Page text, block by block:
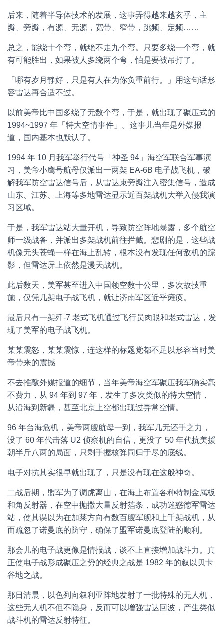
后来，随着半导体技术的发展，这事弄得越来越玄乎，主
瓣、旁瓣，有源、无源，宽带、窄带，跳频、定频……
总之，能绕十个弯，就绝不走九个弯。只要多绕一个弯，就
有可能胜出，如果被人多绕两个弯，怕是要被吊打了。
「哪有岁月静好，只是有人在为你负重前行。」用这句话形
容雷达再合适不过。
以前美帝比中国多绕了无数个弯，于是，就出现了碾压式的
1994~1997 年「特大空情事件」。这事儿当年是外媒报
道，国内基本也默认了。
1994 年 10 月我军举行代号「神圣 94」海空军联合军事演
习，美帝小鹰号航母仅派出一两架 EA-6B 电子战飞机，破
解我军防空雷达信号后，从雷达束旁瓣注入密集信号，造成
山东、江苏、上海等多地雷达显示近百架战机大举入侵我演
习区域。
于是，我军雷达站大量开机，导致防空阵地暴露，多个航空
师一级战备，并派出多架战机前往拦截。悲剧的是，这些战
机像无头苍蝇一样在海上乱转，根本没有发现任何敌机的踪
影，但雷达屏上依然是漫天战机。
此后数天，美军甚至进入中国领空数十公里，多次故技重
施，仅凭几架电子战飞机，就让济南军区近乎瘫痪。
最后只有一架歼-7 老式飞机通过飞行员肉眼和老式雷达，发
现了美军的电子战飞机。
某某震怒，某某震惊，连这样的标题党都不足以形容当时美
帝带来的震撼
不去推敲外媒报道的细节，当年美帝海空军碾压我军确实毫
不费力，从 94 年到 97 年，发生了多次类似的特大空情，
从沿海到新疆，甚至北京上空都出现过异常空情。
96 年台海危机，美帝两艘航母一到，我军几无还手之力，
没了 60 年代击落 U2 侦察机的自信，更没了 50 年代抗美援
朝半斤八两的局面，只剩手握核弹同归于尽的底线。
电子对抗其实很早就出现了，只是没有现在这般神奇。
二战后期，盟军为了调虎离山，在海上布置各种特制金属板
和角反射器，在空中抛撒大量反射箔条，成功迷惑德军雷达
站，使其误以为在加莱方向有数百艘军舰和上千架战机，从
而疏忽了诺曼底的防守，确保了盟军诺曼底登陆的顺利。
那会儿的电子战更像是情报战，谈不上直接增加战斗力。真
正使电子战形成碾压之势的经典之战是 1982 年的叙以贝卡
谷地之战。
那日清晨，以色列向叙利亚阵地发射了一批特殊的无人机，
这些无人机不但不隐身，反而可以增强雷达回波，产生类似
战斗机的雷达反射特征。